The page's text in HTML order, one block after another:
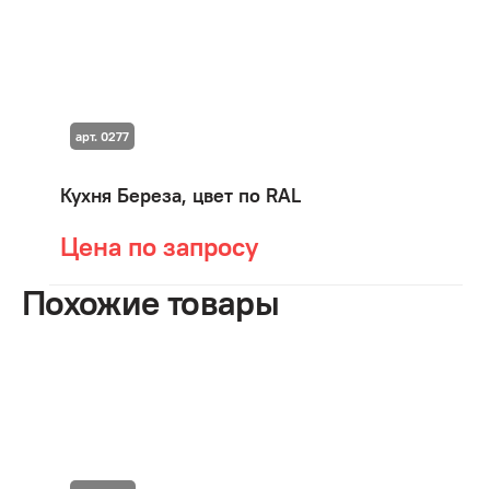
Кухня Береза, цвет по RAL
Цена по запросу
арт. 0277
Похожие товары